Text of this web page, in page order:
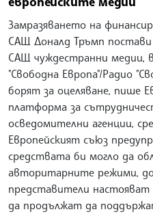
Замразяването на
САЩ Доналд Тръмп
САЩ чуждестранни медии,
"Свободна Европа"/Радио
борят за оцеляване, пише
платформа за
осведомителни агенции,
Европейският съюз
средствата би могло да
авторитарните режими,
представители настояват
да продължат да